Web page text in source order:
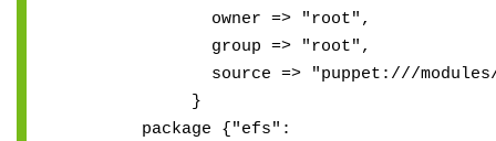
owner => "root",
group => "root",
source => "puppet:///modules/efs/
}
package {"efs":